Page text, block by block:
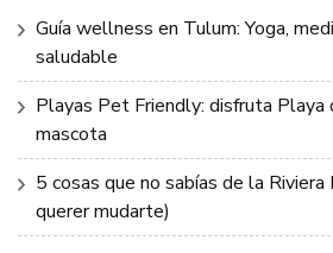
Guía wellness en Tulum: Yoga,
saludable
Playas Pet Friendly: disfruta Playa
mascota
5 cosas que no sabías de la
querer mudarte)